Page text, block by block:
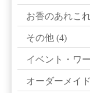
お香のあれこ
その他 (4)
イベント・ワ
オーダーメイ